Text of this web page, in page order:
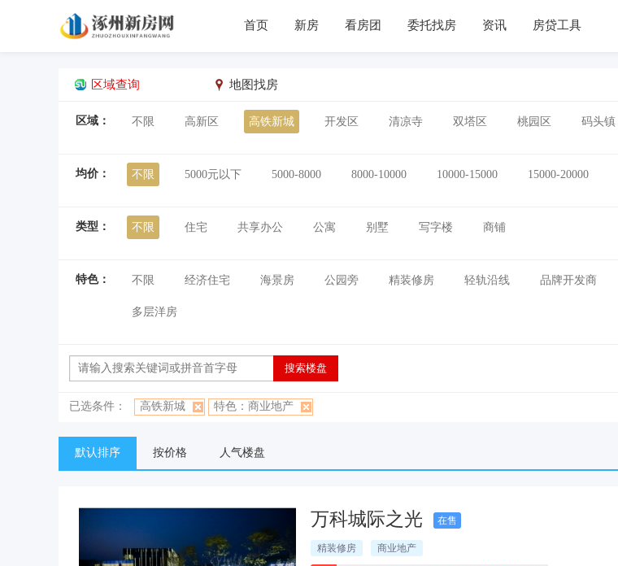
首页 新房 看房团 委托找房 资讯 房贷工具
区域查询 地图找房
区域： 不限 高新区 高铁新城 开发区 清凉寺 双塔区 桃园区 码头镇
均价： 不限 5000元以下 5000-8000 8000-10000 10000-15000 15000-20000
类型： 不限 住宅 共享办公 公寓 别墅 写字楼 商铺
特色： 不限 经济住宅 海景房 公园旁 精装修房 轻轨沿线 品牌开发商
多层洋房
已选条件： 高铁新城 特色：商业地产
默认排序 按价格 人气楼盘
万科城际之光 在售
精装修房 商业地产